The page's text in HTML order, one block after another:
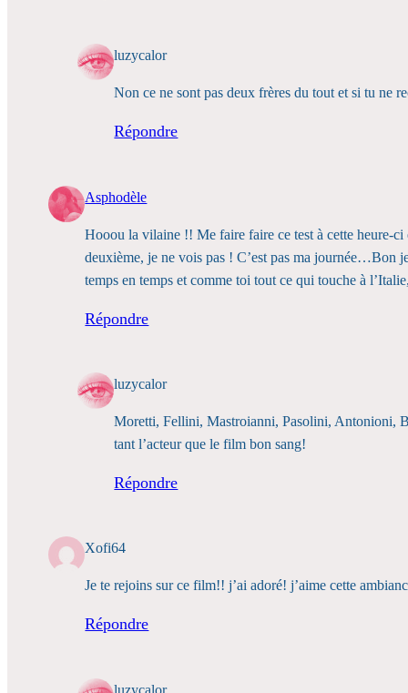
luzycalor
Non ce ne sont pas deux frères du tout et si tu ne
Répondre
Asphodèle
Hooou la vilaine !! Me faire faire ce test à cette heure-
deuxième, je ne vois pas ! C’est pas ma journée…Bon
temps en temps et comme toi tout ce qui touche à
Répondre
luzycalor
Moretti, Fellini, Mastroianni, Pasolini, Antonioni,
tant l’acteur que le film bon sang!
Répondre
Xofi64
Je te rejoins sur ce film!! j’ai adoré! j’aime cette
Répondre
luzycalor